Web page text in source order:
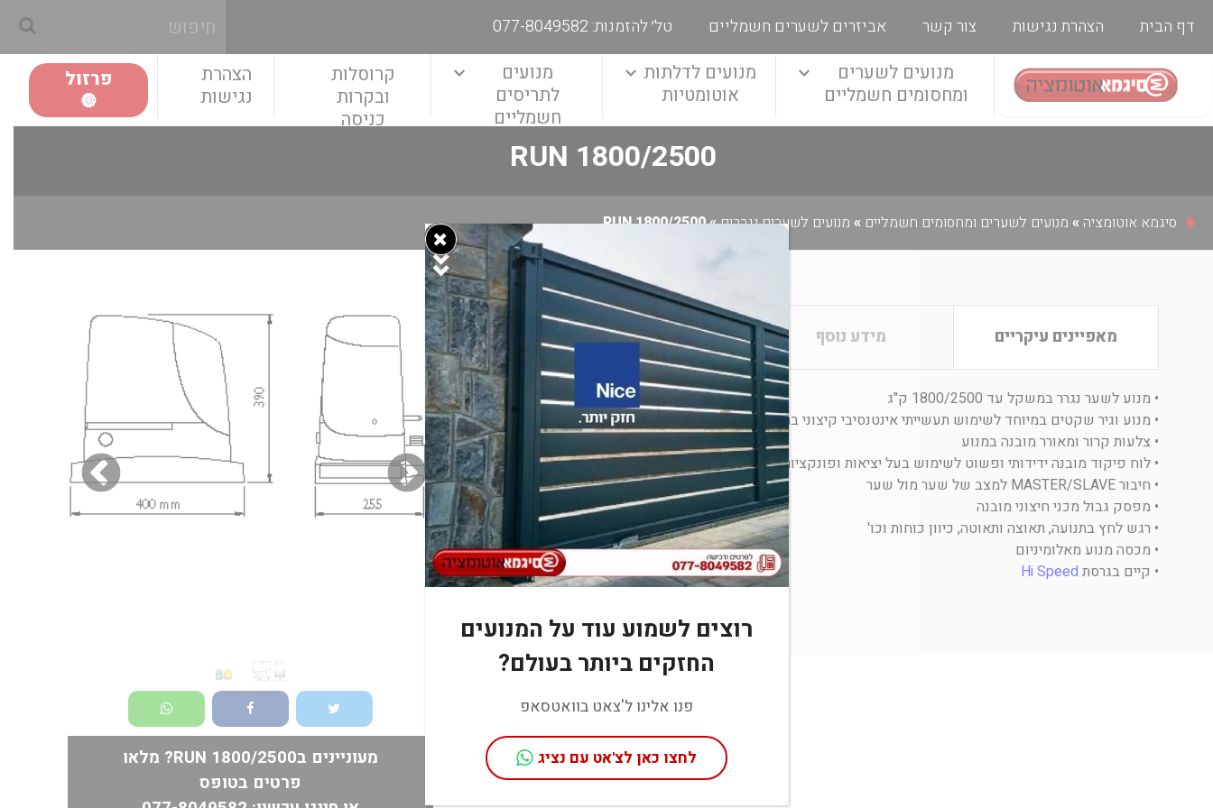
דף הבית הצהרת נגישות צור קשר אביזרים לשערים חשמליים טל׳ להזמנות: 077-8049582
מנועים לשערים
ומחסומים חשמליים
מנועים לדלתות
אוטומטיות
מנועים
לתריסים
חשמליים
קרוסלות
ובקרות
כניסה
הצהרת
נגישות
פרזול
🔘
RUN 1800/2500
סיגמא אוטומציה » מנועים לשערים ומחסומים חשמליים » מנועים לשערים נגררים»
RUN 1800/2500
מעוניינים בRUN 1800/2500? מלאו
פרטים בטופס
מאפיינים עיקריים מידע נוסף
• מנוע לשער נגרר במשקל עד 1800/2500 ק"ג
• מנוע וגיר שקטים במיוחד לשימוש תעשייתי אינטנסיבי קיצוני במיוחד.
• צלעות קרור ומאורר מובנה במנוע
• לוח פיקוד מובנה ידידותי ופשוט לשימוש בעל יציאות ופונקציות רבות
• חיבור MASTER/SLAVE למצב של שער מול שער
• מפסק גבול מכני חיצוני מובנה
• רגש לחץ בתנועה, תאוצה ותאוטה, כיוון כוחות וכו'
• מכסה מנוע מאלומיניום
• קיים בגרסת Hi Speed
רוצים לשמוע עוד על המנועים
החזקים ביותר בעולם?
פנו אלינו ל'צאט בוואטסאפ
לחצו כאן לצ'אט עם נציג